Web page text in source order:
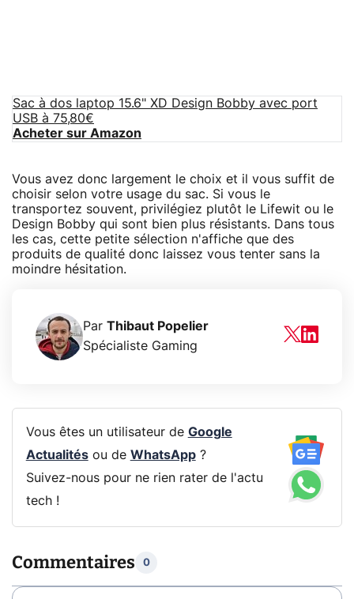
Sac à dos laptop 15.6" XD Design Bobby avec port
USB à 75,80€
Acheter sur Amazon
Vous avez donc largement le choix et il vous suffit de
choisir selon votre usage du sac. Si vous le
transportez souvent, privilégiez plutôt le Lifewit ou le
Design Bobby qui sont bien plus résistants. Dans tous
les cas, cette petite sélection n'affiche que des
produits de qualité donc laissez vous tenter sans la
moindre hésitation.
Par Thibaut Popelier
Spécialiste Gaming
Vous êtes un utilisateur de Google
Actualitésou de WhatsApp?
Suivez-nous pour ne rien rater de l'actu
tech !
Commentaires 0